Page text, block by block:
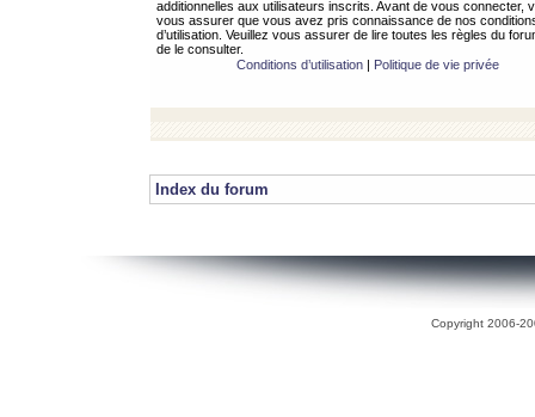
additionnelles aux utilisateurs inscrits. Avant de vous connecter,
vous assurer que vous avez pris connaissance de nos
d’utilisation. Veuillez vous assurer de lire toutes les règles du
de le consulter.
Conditions d’utilisation| Politique de vie privée
Index du forum
Copyright 2006-